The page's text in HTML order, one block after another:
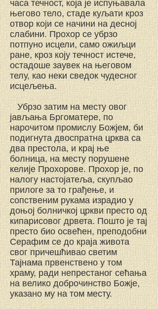
часа течност, која је испуњавала
његово тело, стаде куљати кроз
отвор који се начини на десној
слабини. Прохор се убрзо
потпуно исцели, само ожиљци
ране, кроз коју течност истече,
остадоше заувек на његовом
телу, као неки сведок чудесног
исцељења.
Убрзо затим на месту овог
јављања Бргоматере, по
нарочитом промислу Божјем, би
подигнута двоспратна црква са
два престола, и крај ње
болница, на месту порушене
келије Прохорове. Прохор је, по
налогу настојатеља, скупљао
прилоге за то грађење, и
сопственим рукама израдио у
доњој болничкој цркви престо од
кипарисовог дрвета. Пошто је тај
престо био освећен, преподобни
Серафим се до краја живота
свог причешћивао светим
Тајнама првенствено у том
храму, ради непрестаног сећања
на велико доброчинство Божје,
указано му на том месту.